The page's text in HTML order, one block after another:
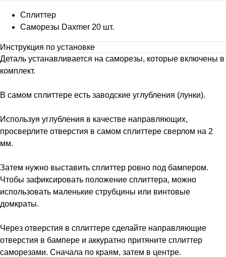
Сплиттер
Саморезы Daxmer 20 шт.
Инструкция по установке
Деталь устанавливается на саморезы, которые включены в
комплект.
В самом сплиттере есть заводские углубления (лунки).
Используя углубления в качестве направляющих,
просверлите отверстия в самом сплиттере сверлом на 2
мм.
Затем нужно выставить сплиттер ровно под бампером.
Чтобы зафиксировать положение сплиттера, можно
использовать маленькие струбцины или винтовые
домкраты.
Через отверстия в сплиттере сделайте направляющие
отверстия в бампере и аккуратно притяните сплиттер
саморезами. Сначала по краям, затем в центре.